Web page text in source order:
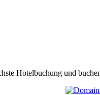
Hotelbuchung und